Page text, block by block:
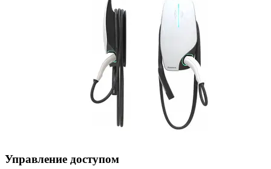
Управление доступом